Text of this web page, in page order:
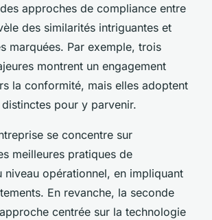
des approches de compliance entre
des similarités intriguantes et
marquées. Par exemple, trois
montrent un engagement
la conformité, mais elles adoptent
pour y parvenir.
se concentre sur
meilleures pratiques de
niveau opérationnel, en impliquant
En revanche, la seconde
centrée sur la technologie